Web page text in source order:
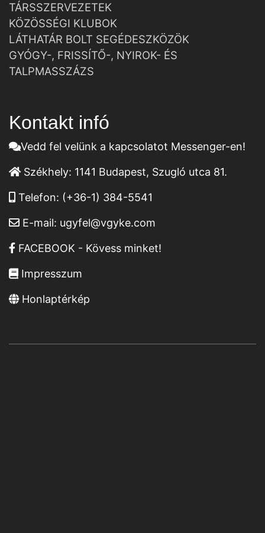
TÁRSSZERVEZETEK
KÖZÖSSÉGI KLUBOK
LÁTHATÁR BOLT SEGÉDESZKÖZÖK
GYÓGY-, FRISSÍTŐ-, NYIROK- ÉS
TALPMASSZÁZS
Kontakt infó
Vedd fel velünk a kapcsolatot Messenger-en!
Székhely: 1141 Budapest, Szugló utca 81.
Telefon: (+36-1) 384-5541
E-mail: ugyfel@vgyke.com
FACEBOOK - Kövess minket!
Impresszum
Honlaptérkép